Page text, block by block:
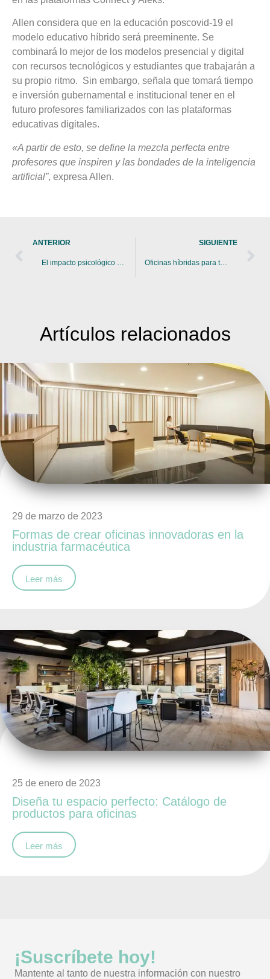
Allen considera que en la educación poscovid-19 el
modelo educativo híbrido será preeminente. Se
combinará lo mejor de los modelos presencial y digital
con recursos tecnológicos y estudiantes que trabajarán a
su propio ritmo. Sin embargo, señala que tomará tiempo
e inversión gubernamental e institucional tener en el
futuro profesores familiarizados con las plataformas
educativas digitales.
«A partir de esto, se define la mezcla perfecta entre
profesores que inspiren y las bondades de la inteligencia
artificial”, expresa Allen.
ANTERIOR
El impacto psicológico del trabajo remoto
SIGUIENTE
Oficinas híbridas para todas las generaciones
Artículos relacionados
29 de marzo de 2023
Formas de crear oficinas innovadoras en la
industria farmacéutica
Leer más
25 de enero de 2023
Diseña tu espacio perfecto: Catálogo de
productos para oficinas
Leer más
¡Suscríbete hoy!
Mantente al tanto de nuestra información con nuestro